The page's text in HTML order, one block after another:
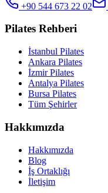
+90 544 673 22 02
Pilates Rehberi
İstanbul Pilates
Ankara Pilates
İzmir Pilates
Antalya Pilates
Bursa Pilates
Tüm Şehirler
Hakkımızda
Hakkımızda
Blog
İş Ortaklığı
İletişim